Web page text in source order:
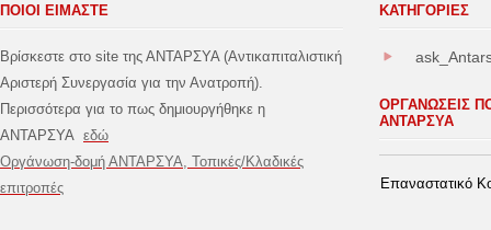
ΠΟΙΟΙ ΕΙΜΑΣΤΕ
Βρίσκεστε στο site της ΑΝΤΑΡΣΥΑ (Αντικαπιταλιστική
Αριστερή Συνεργασία για την Ανατροπή).
Περισσότερα για το πως δημιουργήθηκε η
ΑΝΤΑΡΣΥΑ εδώ
Οργάνωση-δομή ΑΝΤΑΡΣΥΑ, Τοπικές/Κλαδικές
επιτροπές
ΚΑΤΗΓΟΡΊΕΣ
ΟΡΓΑΝΩΣΕΙΣ
ΑΝΤΑΡΣΥΑ
Επαναστατικό